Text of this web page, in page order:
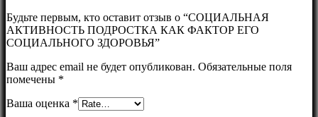
Будьте первым, кто оставит отзыв о “СОЦИАЛЬНАЯ
АКТИВНОСТЬ ПОДРОСТКА КАК ФАКТОР ЕГО
СОЦИАЛЬНОГО ЗДОРОВЬЯ”
Ваш адрес email не будет опубликован. Обязательные поля
помечены *
Ваша оценка *